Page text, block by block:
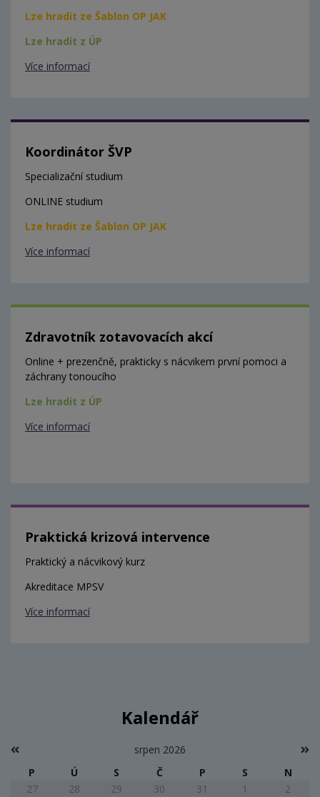
Lze hradit ze Šablon OP JAK
Lze hradit z ÚP
Více informací
Koordinátor ŠVP
Specializační studium
ONLINE studium
Lze hradit ze Šablon OP JAK
Více informací
Zdravotník zotavovacích akcí
Online + prezenčně, prakticky s nácvikem první pomoci a
záchrany tonoucího
Lze hradit z ÚP
Více informací
Praktická krizová intervence
Praktický a nácvikový kurz
Akreditace MPSV
Více informací
Kalendář
srpen 2026
P
Ú S Č P S
N
27
28 29 30 31 1
2